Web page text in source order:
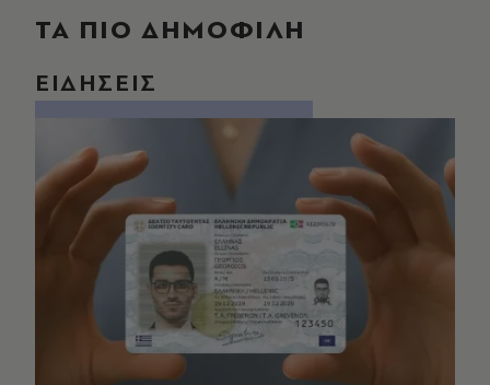
ΤΑ ΠΙΟ ΔΗΜΟΦΙΛΗ
ΕΙΔΗΣΕΙΣ